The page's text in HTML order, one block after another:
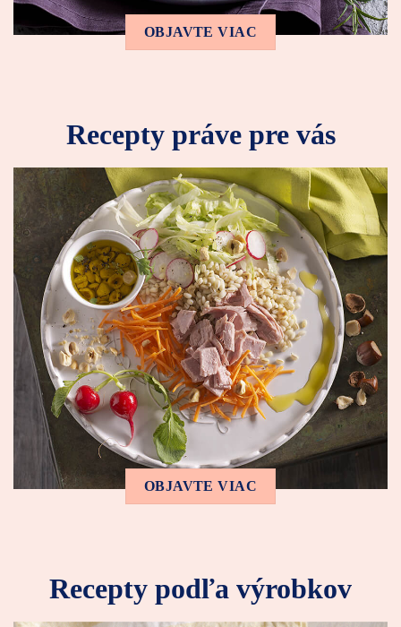
OBJAVTE VIAC
Recepty práve pre vás
OBJAVTE VIAC
Recepty podľa výrobkov